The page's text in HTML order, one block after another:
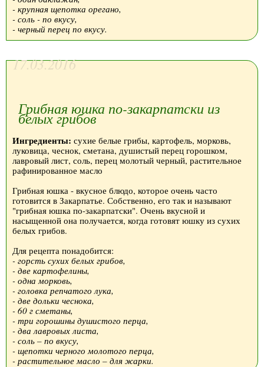
- крупная щепотка орегано,
- соль - по вкусу,
- черный перец по вкусу.
17.03.2016
Грибная юшка по-закарпатски из
белых грибов
Ингредиенты: сухие белые грибы, картофель, морковь,
луковица, чеснок, сметана, душистый перец горошком,
лавровый лист, соль, перец молотый черный, растительное
рафинированное масло
Грибная юшка - вкусное блюдо, которое очень часто
готовится в Закарпатье. Собственно, его так и называют
"грибная юшка по-закарпатски". Очень вкусной и
насыщенной она получается, когда готовят юшку из сухих
белых грибов.
Для рецепта понадобится:
- горсть сухих белых грибов,
- две картофелины,
- одна морковь,
- головка репчатого лука,
- две дольки чеснока,
- 60 г сметаны,
- три горошины душистого перца,
- два лавровых листа,
- соль – по вкусу,
- щепотки черного молотого перца,
- растительное масло – для жарки.